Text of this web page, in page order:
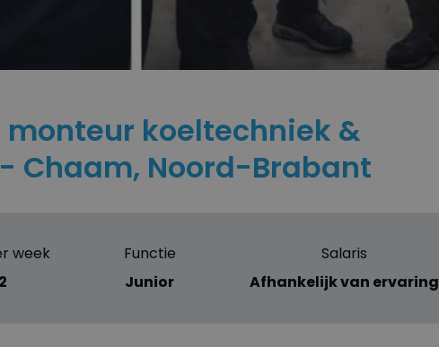
monteur koeltechniek &
- Chaam, Noord-Brabant
week
Functie
Junior
Salaris
Afhankelijk van ervaring